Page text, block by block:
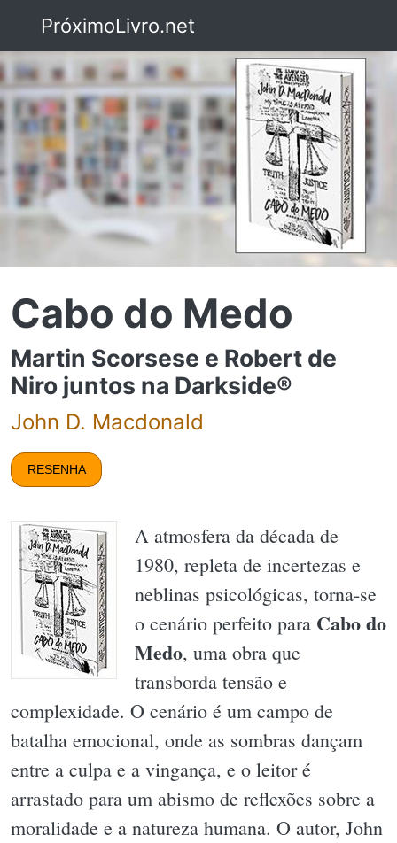
PróximoLivro.net
Cabo do Medo
Martin Scorsese e Robert de
Niro juntos na Darkside®
John D. Macdonald
RESENHA
A atmosfera da década de
1980, repleta de incertezas e
neblinas psicológicas, torna-se
o cenário perfeito para Cabo do
Medo, uma obra que
transborda tensão e
complexidade. O cenário é um campo de
batalha emocional, onde as sombras dançam
entre a culpa e a vingança, e o leitor é
arrastado para um abismo de reflexões sobre a
moralidade e a natureza humana. O autor, John